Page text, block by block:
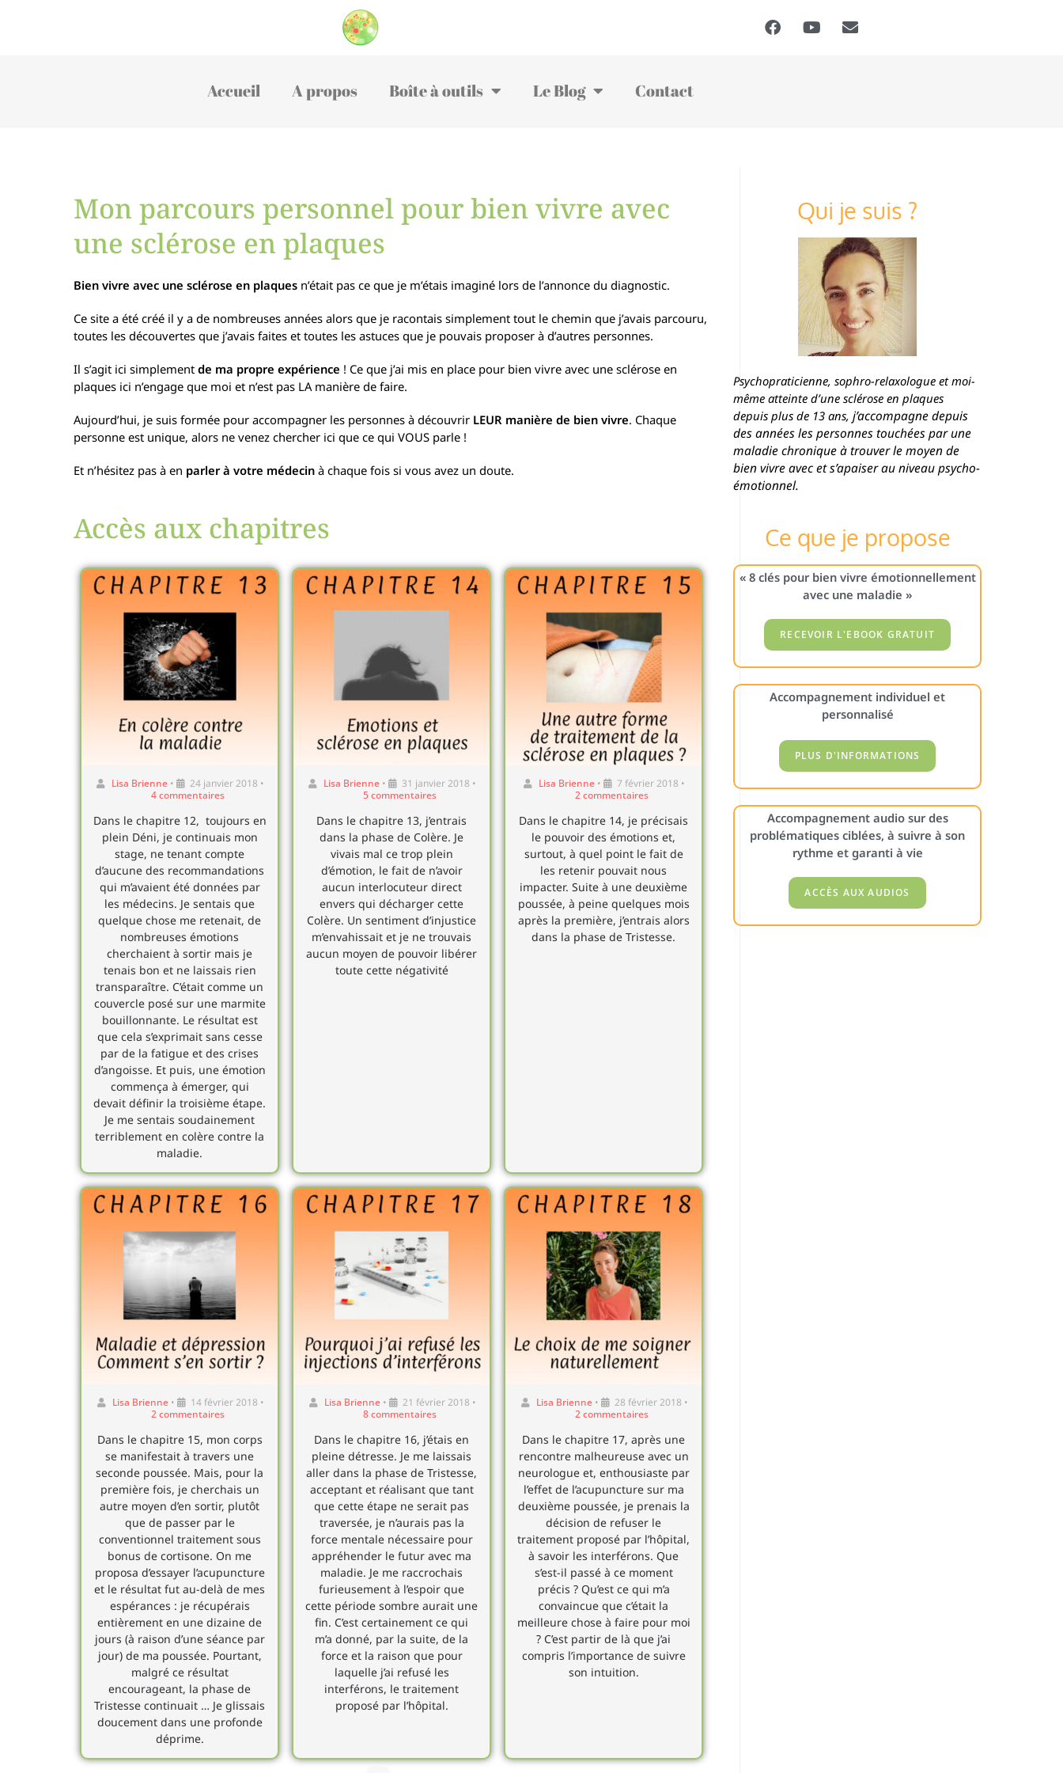
Accueil A propos Boîte à outils Le Blog Contact
Mon parcours personnel pour bien vivre avec
une sclérose en plaques
Bien vivre avec une sclérose en plaques n’était pas ce que je m’étais imaginé lors de l’annonce du diagnostic.
Ce site a été créé il y a de nombreuses années alors que je racontais simplement tout le chemin que j’avais parcouru,
toutes les découvertes que j’avais faites et toutes les astuces que je pouvais proposer à d’autres personnes.
Il s’agit ici simplementde ma propre expérience ! Ce que j’ai mis en place pour bien vivre avec une sclérose en
plaques ici n’engage que moi et n’est pas LA manière de faire.
Aujourd’hui, je suis formée pour accompagner les personnes à découvrir LEUR manière de bien vivre. Chaque
personne est unique, alors ne venez chercher ici que ce qui VOUS parle !
Et n’hésitez pas à en parler à votre médecin à chaque fois si vous avez un doute.
Accès aux chapitres
Lisa Brienne • 24 janvier 2018 •
4 commentaires
Dans le chapitre 12, toujours en
plein Déni, je continuais mon
stage, ne tenant compte
d’aucune des recommandations
qui m’avaient été données par
les médecins. Je sentais que
quelque chose me retenait, de
nombreuses émotions
cherchaient à sortir mais je
tenais bon et ne laissais rien
transparaître. C’était comme un
couvercle posé sur une marmite
bouillonnante. Le résultat est
que cela s’exprimait sans cesse
par de la fatigue et des crises
d’angoisse. Et puis, une émotion
commença à émerger, qui
devait définir la troisième étape.
Je me sentais soudainement
terriblement en colère contre la
maladie.
Lisa Brienne • 31 janvier 2018 •
5 commentaires
Dans le chapitre 13, j’entrais
dans la phase de Colère. Je
vivais mal ce trop plein
d’émotion, le fait de n’avoir
aucun interlocuteur direct
envers qui décharger cette
Colère. Un sentiment d’injustice
m’envahissait et je ne trouvais
aucun moyen de pouvoir libérer
toute cette négativité
Lisa Brienne • 7 février 2018 •
2 commentaires
Dans le chapitre 14, je précisais
le pouvoir des émotions et,
surtout, à quel point le fait de
les retenir pouvait nous
impacter. Suite à une deuxième
poussée, à peine quelques mois
après la première, j’entrais alors
dans la phase de Tristesse.
Lisa Brienne • 14 février 2018 •
2 commentaires
Dans le chapitre 15, mon corps
se manifestait à travers une
seconde poussée. Mais, pour la
première fois, je cherchais un
autre moyen d’en sortir, plutôt
que de passer par le
conventionnel traitement sous
bonus de cortisone. On me
proposa d’essayer l’acupuncture
et le résultat fut au-delà de mes
espérances : je récupérais
entièrement en une dizaine de
jours (à raison d’une séance par
jour) de ma poussée. Pourtant,
malgré ce résultat
encourageant, la phase de
Tristesse continuait … Je glissais
doucement dans une profonde
déprime.
Lisa Brienne • 21 février 2018 •
8 commentaires
Dans le chapitre 16, j’étais en
pleine détresse. Je me laissais
aller dans la phase de Tristesse,
acceptant et réalisant que tant
que cette étape ne serait pas
traversée, je n’aurais pas la
force mentale nécessaire pour
appréhender le futur avec ma
maladie. Je me raccrochais
furieusement à l’espoir que
cette période sombre aurait une
fin. C’est certainement ce qui
m’a donné, par la suite, de la
force et la raison que pour
laquelle j’ai refusé les
interférons, le traitement
proposé par l’hôpital.
Lisa Brienne • 28 février 2018 •
2 commentaires
Dans le chapitre 17, après une
rencontre malheureuse avec un
neurologue et, enthousiaste par
l’effet de l’acupuncture sur ma
deuxième poussée, je prenais la
décision de refuser le
traitement proposé par l’hôpital,
à savoir les interférons. Que
s’est-il passé à ce moment
précis ? Qu’est ce qui m’a
convaincue que c’était la
meilleure chose à faire pour moi
? C’est partir de là que j’ai
compris l’importance de suivre
son intuition.
Qui je suis ?
Psychopraticienne, sophro-relaxologue et moi-
même atteinte d’une sclérose en plaques
depuis plus de 13 ans,j’accompagne depuis
des années les personnes touchées par une
maladie chronique à trouver le moyen de
bien vivre avec et s’apaiser au niveau psycho-
émotionnel.
Ce que je propose
« 8 clés pour bien vivre émotionnellement
avec une maladie »
Accompagnement individuel et
personnalisé
Accompagnement audio sur des
problématiques ciblées, à suivre à son
rythme et garanti à vie